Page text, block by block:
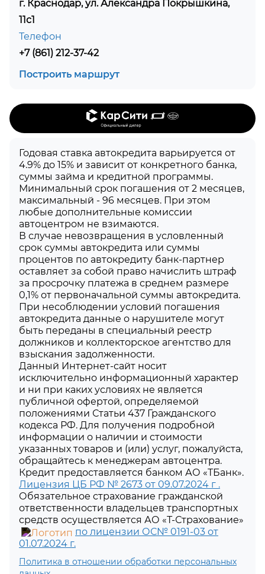
г. Краснодар, ул. Александра Покрышкина,
11с1
Телефон
+7 (861) 212-37-42
Построить маршрут
Годовая ставка автокредита варьируется от
4.9% до 15% и зависит от конкретного банка,
суммы займа и кредитной программы.
Минимальный срок погашения от 2 месяцев,
максимальный - 96 месяцев. При этом
любые дополнительные комиссии
автоцентром не взимаются.
В случае невозвращения в условленный
срок суммы автокредита или суммы
процентов по автокредиту банк-партнер
оставляет за собой право начислить штраф
за просрочку платежа в среднем размере
0,1% от первоначальной суммы автокредита.
При несоблюдении условий погашения
автокредита данные о нарушителе могут
быть переданы в специальный реестр
должников и коллекторское агентство для
взыскания задолженности.
Данный Интернет-сайт носит
исключительно информационный характер
и ни при каких условиях не является
публичной офертой, определяемой
положениями Статьи 437 Гражданского
кодекса РФ. Для получения подробной
информации о наличии и стоимости
указанных товаров и (или) услуг, пожалуйста,
обращайтесь к менеджерам автоцентра.
Кредит предоставляется банком АО «ТБанк».
Лицензия ЦБ РФ № 2673 от 09.07.2024 г .
Обязательное страхование гражданской
ответственности владельцев транспортных
средств осуществляется АО «Т-Страхование»
по лицензии ОС№ 0191-03 от
01.07.2024 г.
Политика в отношении обработки персональных